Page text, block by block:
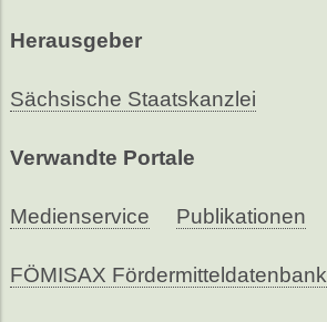
Herausgeber
Sächsische Staatskanzlei
Verwandte Portale
Medienservice Publikationen
FÖMISAX Fördermitteldatenbank